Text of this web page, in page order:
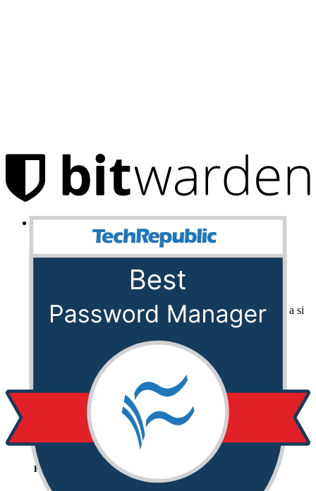
Produtos
Gerenciador de senhas
Milhões de usuários escolhem o Bitwarden para proteger a si
mesmos e suas famílias.
Inúmeras empresas e organizações escolhem o Bitwarden
para proteger seus interesses.
Enterprise
Produtos para desenvolvedores